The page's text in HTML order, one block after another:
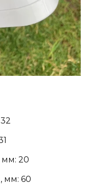
мм: 20
мм: 60